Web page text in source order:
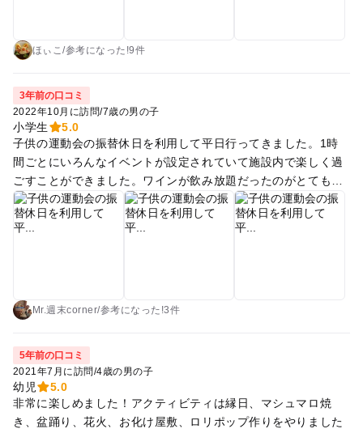
中に子供は線香花火作り。 親はスタッフさん手作りのバーでカ
トムシ探検、結果は詳しく書きませんが、子育てをよくわかっ
てらっしゃる！ そして、手持ち花火と打ち上げ花火。 みんな
で叫んで打ち上げタイミングをとります。 ポンポンと上がるの
は家庭用の一番大きいやつでしょうか。 20発ぐらい打ち上がる
花火のなんと感動的なこと！ ディズニーの花火を軽く超えてい
ます！ 子供がヘロヘロに疲れ切って、みんなの掛け声で打ち上
がるのは世界一美しい打ち上げ花火だと思いました。 ディズニ
ーランドは家族で一泊したら軽く10万円超えますよね。 それな
るのでサイン入りブロマイド作ったら売れる気がしました。 と
ト、これから全国でどんどん増えると思います。
っぱなしでした。 アクティビティは強制参加ではないので、の
タイプのため、余す事なくアクティビティを遊び尽くし、私も
クタクタになりました。親の参加も自由なので、子どもを預け
てゆっくりしている人達もいました。 夕食はセンターハウスで
BBQでしたが、食事が終わりヒマをしている子ども達をクルー
の方達が集めて遊んでくれて、後半はのんびり大人のBBQタイ
ムでした。 我が家は旦那の都合がつかなかったので私一人で子
どもを連れて行ったのですが、思いがけず突然一人BBQという
展開になってしまい、とりあえずお酒を満足するまでいただき
ました笑 最終アクティビティが終わったのが21時過ぎ、そこか
ルーの皆さんが登場し拍手喝采でした。1日かけて長いお芝居
値段は高いです。また来たい気持ちはありますが、なかなか難
しいです。
ほぃこ/参考になった!9件
3年前の口コミ
2022年10月に訪問/7歳の男の子
小学生
5.0
子供の運動会の振替休日を利用して平日行ってきました。1時
間ごとにいろんなイベントが設定されていて施設内で楽しく過
ごすことができました。ワインが飲み放題だったのがとても良
かったです。テントに泊まるとお風呂とトイレが外なのでちょ
っと面倒でした。でも次はコテージに泊まってみたいです
Mr.週末corner/参考になった!3件
5年前の口コミ
2021年7月に訪問/4歳の男の子
幼児
5.0
非常に楽しめました！アクティビティは縁日、マシュマロ焼
き、盆踊り、花火、お化け屋敷、ロリポップ作りをやりました